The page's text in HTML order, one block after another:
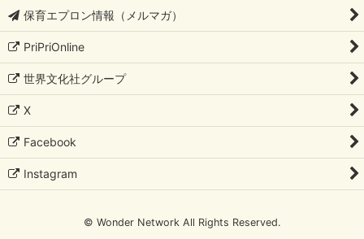
保育エプロン情報（メルマガ）
PriPriOnline
世界文化社グループ
X
Facebook
Instagram
© Wonder Network All Rights Reserved.